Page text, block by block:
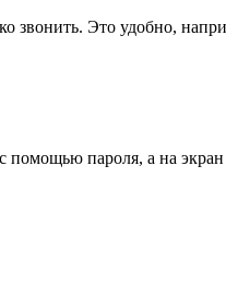
Это удобно,
помощью пароля, а на